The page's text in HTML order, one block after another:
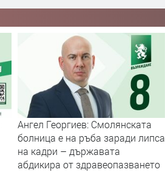
Ангел Георгиев: Смолянската
болница е на ръба заради липса
на кадри – държавата
абдикира от здравеопазването